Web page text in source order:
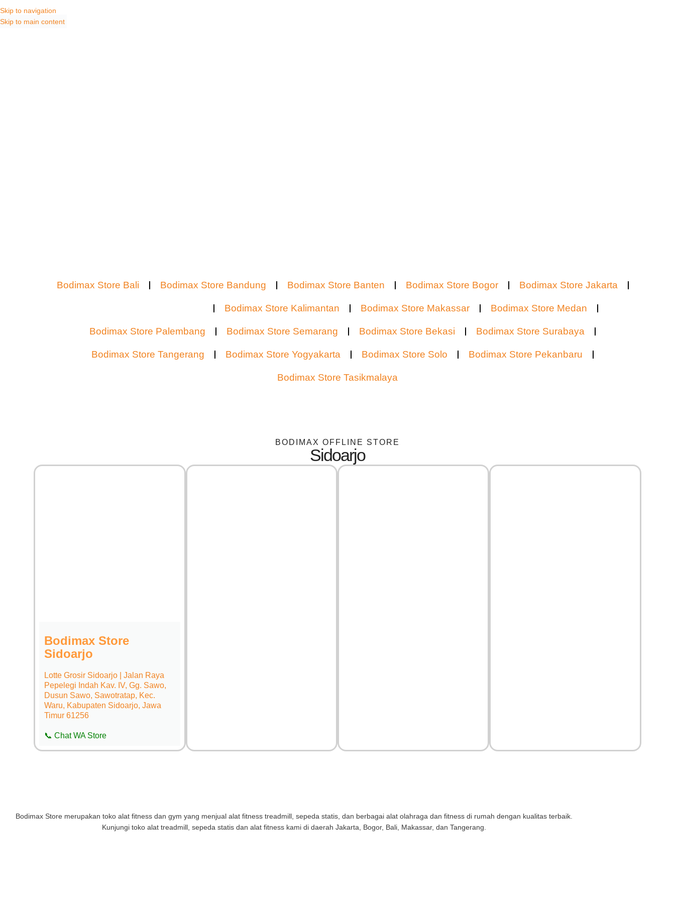
Skip to navigation
Skip to main content
Bodimax Store Bali Bodimax Store Bandung Bodimax Store Banten Bodimax Store Bogor Bodimax Store Jakarta
Bodimax Store Kalimantan Bodimax Store Makassar Bodimax Store Medan
Bodimax Store Palembang Bodimax Store Semarang Bodimax Store Bekasi Bodimax Store Surabaya
Bodimax Store Tangerang Bodimax Store Yogyakarta Bodimax Store Solo Bodimax Store Pekanbaru
Bodimax Store Tasikmalaya
BODIMAX OFFLINE STORE
Sidoarjo
Bodimax Store
Sidoarjo
Lotte Grosir Sidoarjo | Jalan Raya
Pepelegi Indah Kav. IV, Gg. Sawo,
Dusun Sawo, Sawotratap, Kec.
Waru, Kabupaten Sidoarjo, Jawa
Timur 61256
📞 Chat WA Store
Bodimax Store merupakan toko alat fitness dan gym yang menjual alat fitness treadmill, sepeda statis, dan berbagai alat olahraga dan fitness di rumah dengan kualitas terbaik.
Kunjungi toko alat treadmill, sepeda statis dan alat fitness kami di daerah Jakarta, Bogor, Bali, Makassar, dan Tangerang.